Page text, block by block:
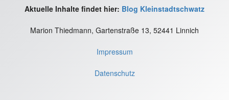
Aktuelle Inhalte findet hier: Blog Kleinstadtschwatz
Marion Thiedmann, Gartenstraße 13, 52441 Linnich
Impressum
Datenschutz